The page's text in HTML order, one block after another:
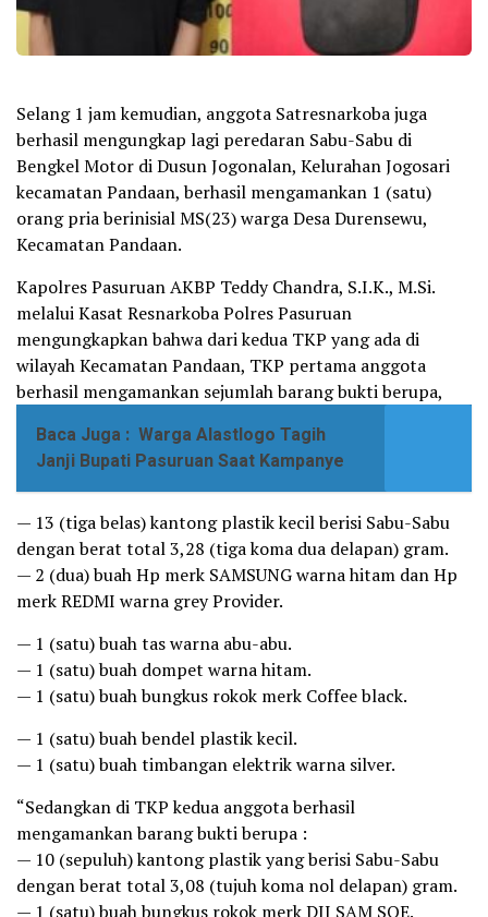
Selang 1 jam kemudian, anggota Satresnarkoba juga
berhasil mengungkap lagi peredaran Sabu-Sabu di
Bengkel Motor di Dusun Jogonalan, Kelurahan Jogosari
kecamatan Pandaan, berhasil mengamankan 1 (satu)
orang pria berinisial MS(23) warga Desa Durensewu,
Kecamatan Pandaan.
Kapolres Pasuruan AKBP Teddy Chandra, S.I.K., M.Si.
melalui Kasat Resnarkoba Polres Pasuruan
mengungkapkan bahwa dari kedua TKP yang ada di
wilayah Kecamatan Pandaan, TKP pertama anggota
berhasil mengamankan sejumlah barang bukti berupa,
Baca Juga : Warga Alastlogo Tagih
Janji Bupati Pasuruan Saat Kampanye
— 13 (tiga belas) kantong plastik kecil berisi Sabu-Sabu
dengan berat total 3,28 (tiga koma dua delapan) gram.
— 2 (dua) buah Hp merk SAMSUNG warna hitam dan Hp
merk REDMI warna grey Provider.
— 1 (satu) buah tas warna abu-abu.
— 1 (satu) buah dompet warna hitam.
— 1 (satu) buah bungkus rokok merk Coffee black.
— 1 (satu) buah bendel plastik kecil.
— 1 (satu) buah timbangan elektrik warna silver.
“Sedangkan di TKP kedua anggota berhasil
mengamankan barang bukti berupa :
— 10 (sepuluh) kantong plastik yang berisi Sabu-Sabu
dengan berat total 3,08 (tujuh koma nol delapan) gram.
— 1 (satu) buah bungkus rokok merk DJI SAM SOE.